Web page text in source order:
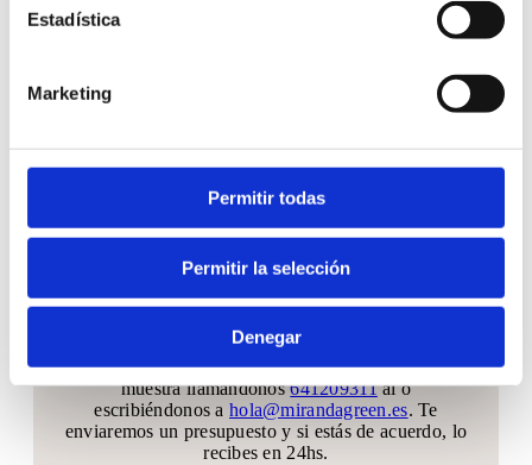
Estadística
Marketing
Permitir todas
Permitir la selección
Denegar
Puedes hacer tu pedido hasta 30 días antes de tu
mucho más, sin problema!! Podrás agregar
unidades hasta 20 días antes de tu evento
Coordinaremos una cita por vídeo llamada para que
lo veas en vivo, o también puedes solicitar una
muestra llamándonos641209311al o
escribiéndonos ahola@mirandagreen.es. Te
enviaremos un presupuesto y si estás de acuerdo, lo
recibes en 24hs.